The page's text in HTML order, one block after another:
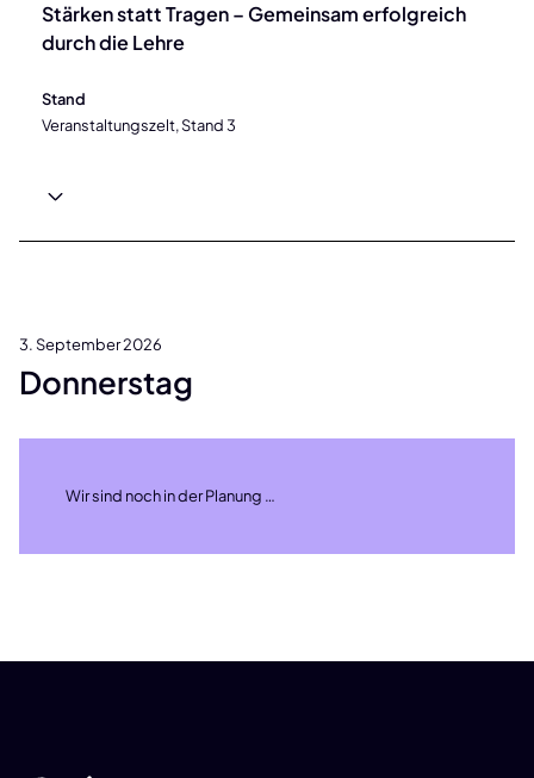
Stärken statt Tragen – Gemeinsam erfolgreich
durch die Lehre
Stand
Veranstaltungszelt, Stand 3
3. September 2026
Donnerstag
Wir sind noch in der Planung …